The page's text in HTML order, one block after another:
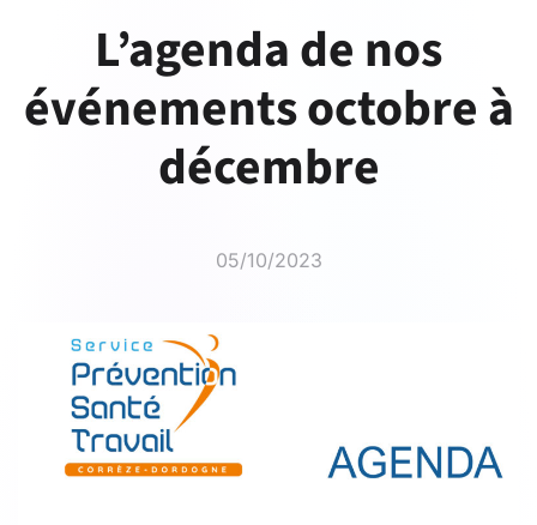
L’agenda de nos
événements octobre à
décembre
05/10/2023